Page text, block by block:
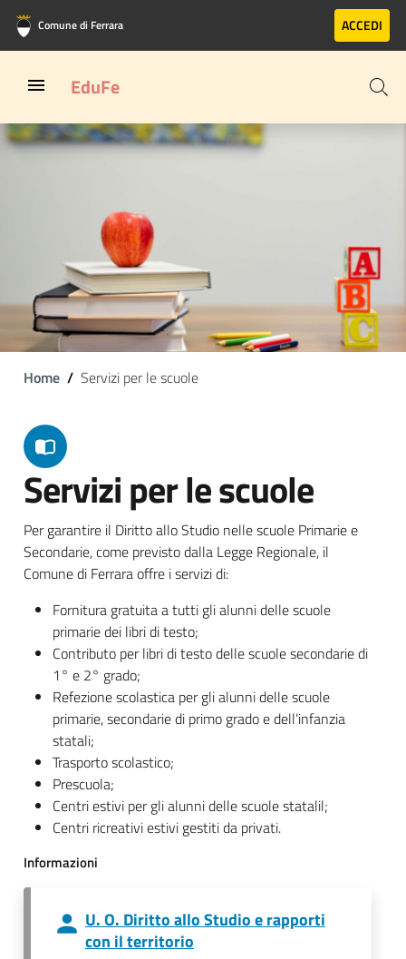
Vai al contenuto principale
Vai al footer
Comune di Ferrara ACCEDI
EduFe
Home Servizi per le scuole
Servizi per le scuole
Per garantire il Diritto allo Studio nelle scuole Primarie e
Secondarie, come previsto dalla Legge Regionale, il
Comune di Ferrara offre i servizi di:
Fornitura gratuita a tutti gli alunni delle scuole
primarie dei libri di testo;
Contributo per libri di testo delle scuole secondarie di
1° e 2° grado;
Refezione scolastica per gli alunni delle scuole
primarie, secondarie di primo grado e dell’infanzia
statali;
Trasporto scolastico;
Prescuola;
Centri estivi per gli alunni delle scuole statalil;
Centri ricreativi estivi gestiti da privati.
Informazioni
U. O. Diritto allo Studio e rapporti
con il territorio